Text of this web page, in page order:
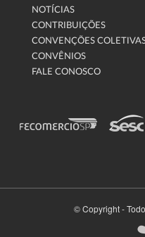
NOTÍCIAS
CONTRIBUIÇÕES
CONVENÇÕES
CONVÊNIOS
FALE CONOSCO
© Copyright -